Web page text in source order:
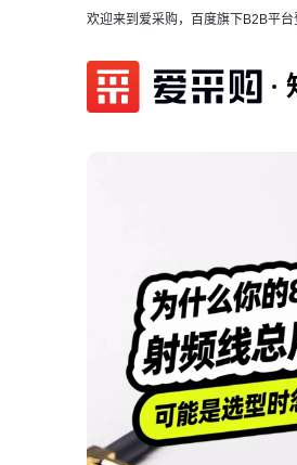
欢迎来到爱采购，百度旗下B2B平台